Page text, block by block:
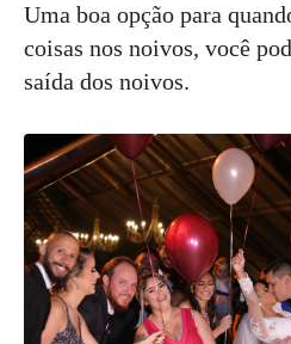
Uma boa opção para
coisas nos noivos, você
saída dos noivos.